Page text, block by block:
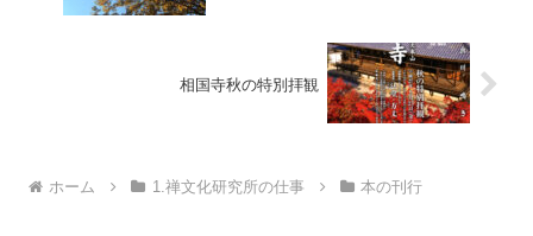
相国寺秋の特別拝観
ホーム 1.禅文化研究所の仕事 本の刊行